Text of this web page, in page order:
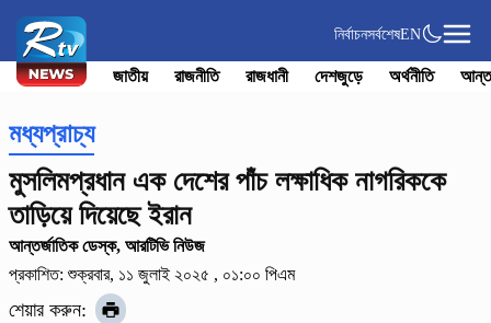
নির্বাচনসর্বশেষEN
জাতীয় রাজনীতি রাজধানী দেশজুড়ে অর্থনীতি
মধ্যপ্রাচ্য
মুসলিমপ্রধান এক দেশের পাঁচ লক্ষাধিক নাগরিককে
তাড়িয়ে দিয়েছে ইরান
আন্তর্জাতিক ডেস্ক, আরটিভি নিউজ
প্রকাশিত: শুক্রবার, ১১ জুলাই ২০২৫ , ০১:০০ পিএম
শেয়ার করুন: